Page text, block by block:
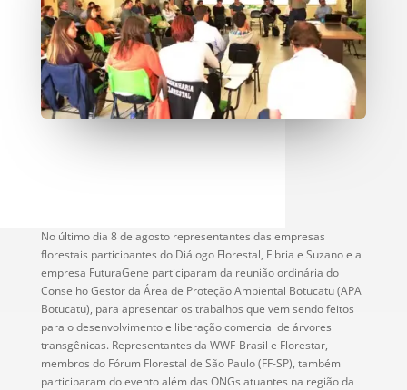
No último dia 8 de agosto representantes das empresas
florestais participantes do Diálogo Florestal, Fibria e Suzano e a
empresa FuturaGene participaram da reunião ordinária do
Conselho Gestor da Área de Proteção Ambiental Botucatu (APA
Botucatu), para apresentar os trabalhos que vem sendo feitos
para o desenvolvimento e liberação comercial de árvores
transgênicas. Representantes da WWF-Brasil e Florestar,
membros do Fórum Florestal de São Paulo (FF-SP), também
participaram do evento além das ONGs atuantes na região da